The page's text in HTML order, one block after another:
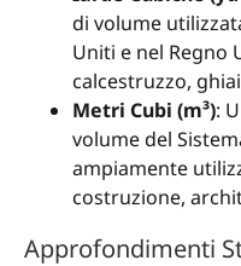
di volume
Uniti e nel Regno
calcestruzzo,
Metri Cubi (m³):
volume del
ampiamente
costruzione,
Approfondimenti